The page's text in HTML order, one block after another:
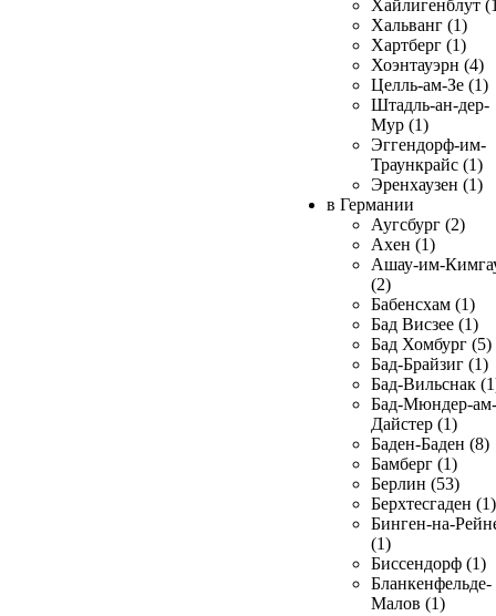
Хайлигенблут
Хальванг (1)
Хартберг (1)
Хоэнтауэрн (4)
Целль-ам-Зе (1)
Штадль-ан-дер-
Мур (1)
Эггендорф-им-
Траункрайс (1)
Эренхаузен (1)
в Германии
Аугсбург (2)
Ахен (1)
Ашау-им-
(2)
Бабенсхам (1)
Бад Висзее (1)
Бад Хомбург (5)
Бад-Брайзиг (1)
Бад-Вильснак
Бад-Мюндер-ам-
Дайстер (1)
Баден-Баден (8)
Бамберг (1)
Берлин (53)
Берхтесгаден (1)
Бинген-на-
(1)
Биссендорф (1)
Бланкенфельде-
Малов (1)